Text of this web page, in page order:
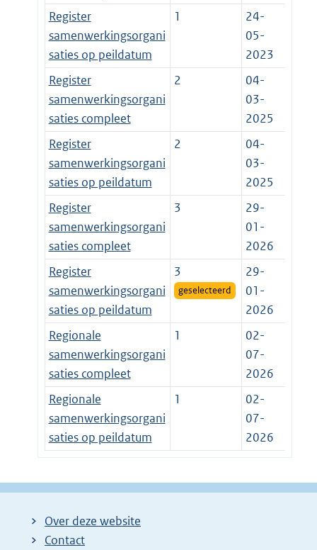
Register
samenwerkingsorgani
saties op peildatum
1
24-
05-
2023
Register
samenwerkingsorgani
saties compleet
2
04-
03-
2025
Register
samenwerkingsorgani
saties op peildatum
2
04-
03-
2025
Register
samenwerkingsorgani
saties compleet
3
29-
01-
2026
Register
samenwerkingsorgani
saties op peildatum
3
geselecteerd
29-
01-
2026
Regionale
samenwerkingsorgani
saties compleet
1
02-
07-
2026
Regionale
samenwerkingsorgani
saties op peildatum
1
02-
07-
2026
Over deze website
Contact